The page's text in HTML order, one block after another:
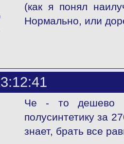
(как я понял
Нормально, или
Че - то дешево
полусинтетику за
знает, брать все